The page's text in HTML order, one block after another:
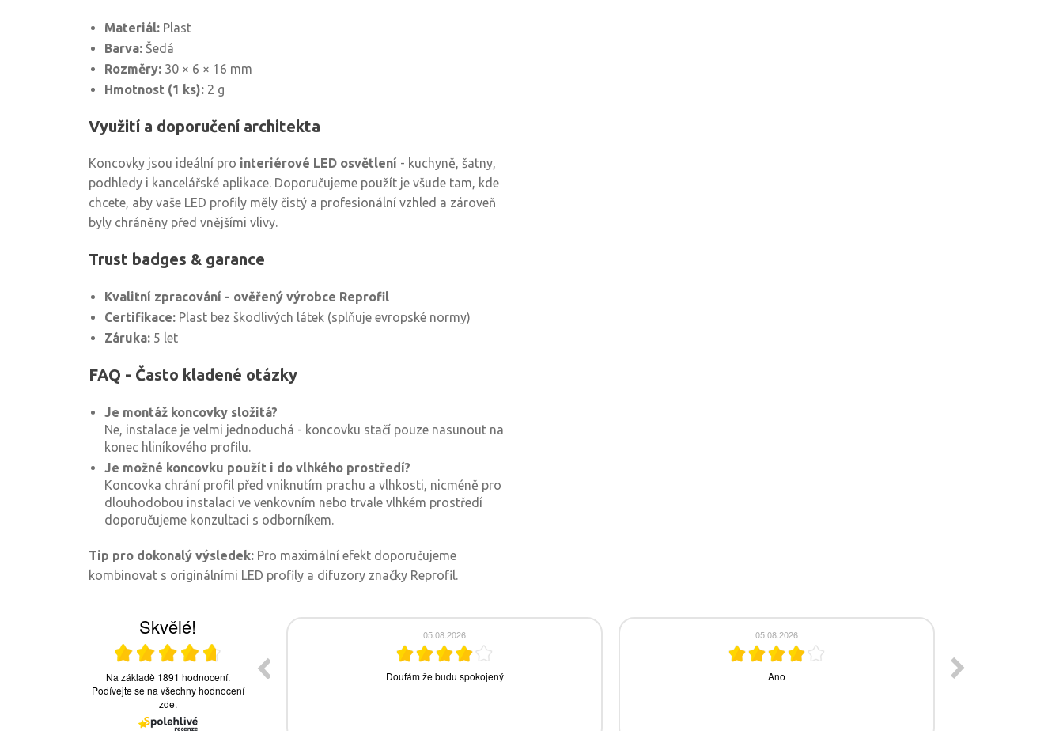
Materiál: Plast
Barva: Šedá
Rozměry: 30 × 6 × 16 mm
Hmotnost (1 ks): 2 g
Využití a doporučení architekta
Koncovky jsou ideální pro interiérové LED osvětlení - kuchyně, šatny,
podhledy i kancelářské aplikace. Doporučujeme použít je všude tam, kde
chcete, aby vaše LED profily měly čistý a profesionální vzhled a zároveň
byly chráněny před vnějšími vlivy.
Trust badges & garance
Kvalitní zpracování - ověřený výrobce Reprofil
Certifikace: Plast bez škodlivých látek (splňuje evropské normy)
Záruka: 5 let
FAQ - Často kladené otázky
Je montáž koncovky složitá?
Ne, instalace je velmi jednoduchá - koncovku stačí pouze nasunout na
konec hliníkového profilu.
Je možné koncovku použít i do vlhkého prostředí?
Koncovka chrání profil před vniknutím prachu a vlhkosti, nicméně pro
dlouhodobou instalaci ve venkovním nebo trvale vlhkém prostředí
doporučujeme konzultaci s odborníkem.
Tip pro dokonalý výsledek: Pro maximální efekt doporučujeme
kombinovat s originálními LED profily a difuzory značky Reprofil.